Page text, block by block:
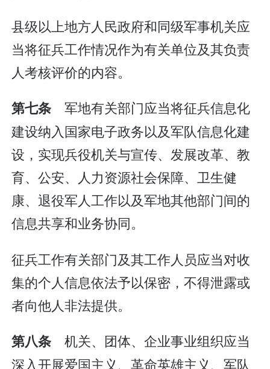
县级以上地方人民政府和同级军事机关应
当将征兵工作情况作为有关单位及其负责
人考核评价的内容。
第七条 军地有关部门应当将征兵信息化
建设纳入国家电子政务以及军队信息化建
设，实现兵役机关与宣传、发展改革、教
育、公安、人力资源社会保障、卫生健
康、退役军人工作以及军地其他部门间的
信息共享和业务协同。
征兵工作有关部门及其工作人员应当对收
集的个人信息依法予以保密，不得泄露或
者向他人非法提供。
第八条 机关、团体、企业事业组织应当
深入开展爱国主义、革命英雄主义、军队